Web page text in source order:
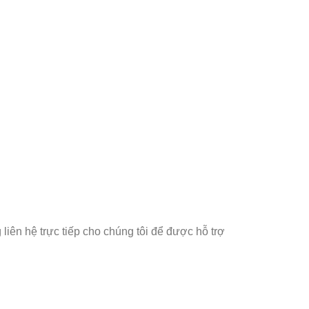
hệ trực tiếp cho chúng tôi để được hỗ trợ